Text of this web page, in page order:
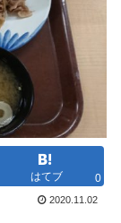
はてブ 0
2020.11.02